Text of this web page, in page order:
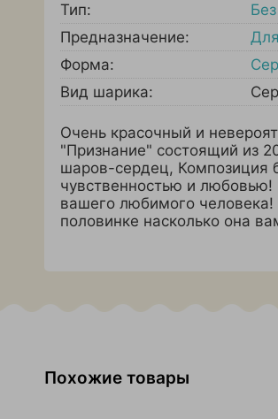
Тип:
Предназначение:
Форма:
Вид шарика:
Очень красочный и
"Признание" состоящий из
шаров-сердец, Композиция
чувственностью и любовью!
вашего любимого
половинке насколько она
Похожие товары